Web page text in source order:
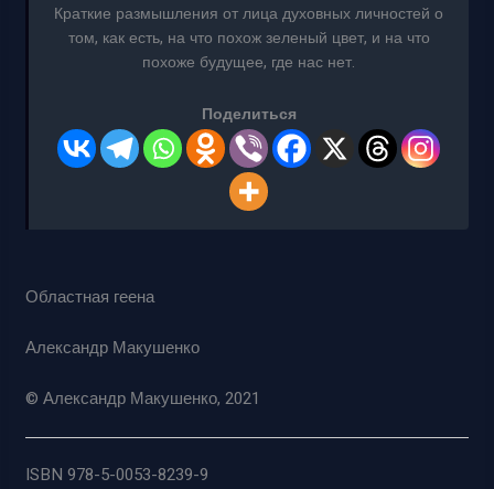
Краткие размышления от лица духовных личностей о
том, как есть, на что похож зеленый цвет, и на что
похоже будущее, где нас нет.
Поделиться
Областная геена
Александр Макушенко
© Александр Макушенко, 2021
ISBN 978-5-0053-8239-9